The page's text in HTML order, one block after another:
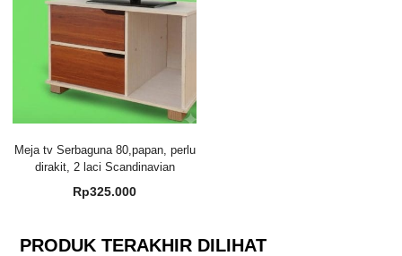
Meja tv Serbaguna 80,papan, perlu
dirakit, 2 laci Scandinavian
Rp325.000
PRODUK TERAKHIR DILIHAT